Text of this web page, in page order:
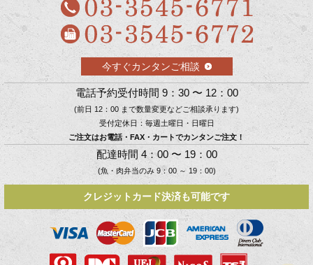
今すぐカンタンご相談
電話予約受付時間 9：30 〜 12：00
(前日 12：00 まで数量変更などご相談承ります)
受付定休日：毎週土曜日・日曜日
ご注文はお電話・FAX・カートでカンタンご注文！
配達時間 4：00 〜 19：00
(魚・肉弁当のみ 9：00 ～ 19：00)
クレジットカード決済も可能です